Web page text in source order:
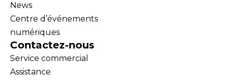
News
Centre d’événements
numériques
Contactez-nous
Service commercial
Assistance